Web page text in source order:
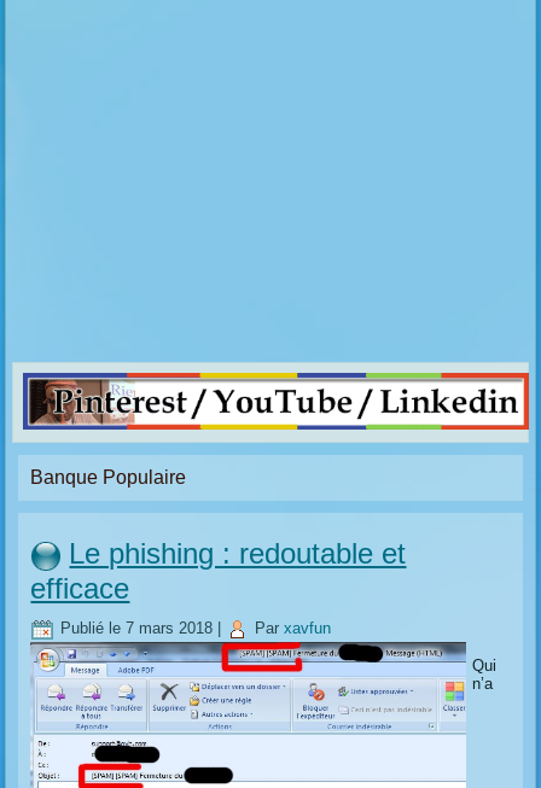
Banque Populaire
Le phishing : redoutable et
efficace
Publié le 7 mars 2018 Par xavfun
Qui
n’a